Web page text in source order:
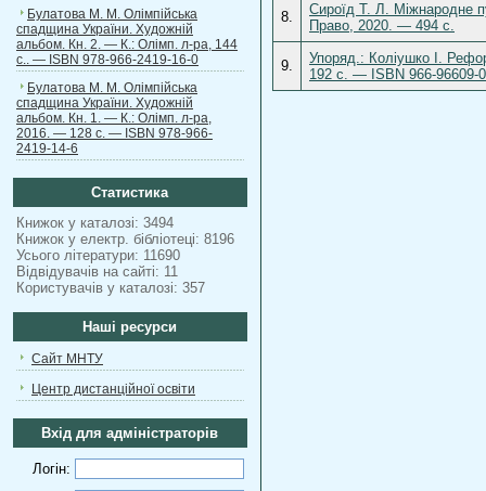
Булатова М. М. Олімпійська
спадщина України. Художній
альбом. Кн. 2. — К.: Олімп. л-ра, 144
с.. — ISBN 978-966-2419-16-0
Булатова М. М. Олімпійська
спадщина України. Художній
альбом. Кн. 1. — К.: Олімп. л-ра,
2016. — 128 с. — ISBN 978-966-
2419-14-6
Статистика
Книжок у каталозі: 3494
Книжок у електр. бібліотеці: 8196
Усього літератури: 11690
Відвідувачів на сайті: 11
Користувачів у каталозі: 357
Наші ресурси
Сайт МНТУ
Центр дистанційної освіти
Вхід для адміністраторів
Логін:
8.
Сироїд Т. Л. Міжнародне
Право, 2020. — 494 c.
9.
Упоряд.: Коліушко І.
192 с. — ISBN 966-96609-